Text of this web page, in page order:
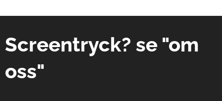
Screentryck? se "om
oss"